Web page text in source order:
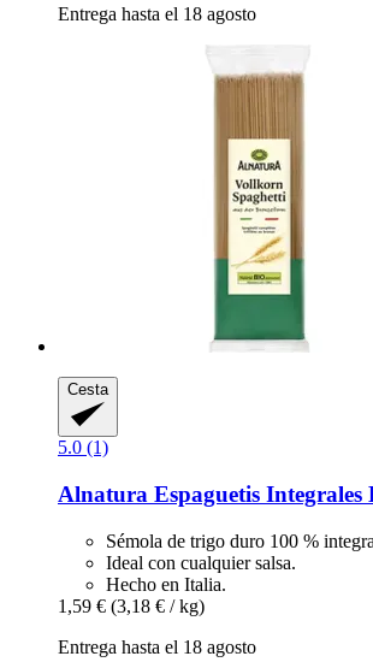
Entrega hasta el 18 agosto
Cesta
5.0 (1)
Alnatura Espaguetis Integrales
Sémola de trigo duro 100 %
Ideal con cualquier salsa.
Hecho en Italia.
1,59 € (3,18 € / kg)
Entrega hasta el 18 agosto